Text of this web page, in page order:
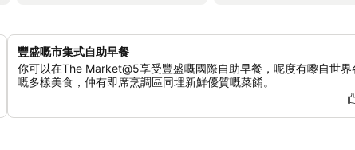
豐盛嘅市集式自助早餐
你可以在The Market@5享受豐盛嘅國際自助早餐，呢度有嚟自世界
嘅多樣美食，仲有即席烹調區同埋新鮮優質嘅菜餚。